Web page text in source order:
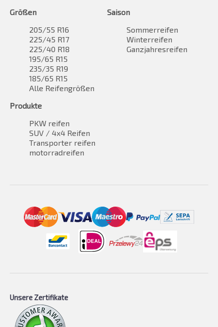
Größen
205/55 R16
225/45 R17
225/40 R18
195/65 R15
235/35 R19
185/65 R15
Alle Reifengrößen
Saison
Sommerreifen
Winterreifen
Ganzjahresreifen
Produkte
PKW reifen
SUV / 4x4 Reifen
Transporter reifen
motorradreifen
Unsere Zertifikate